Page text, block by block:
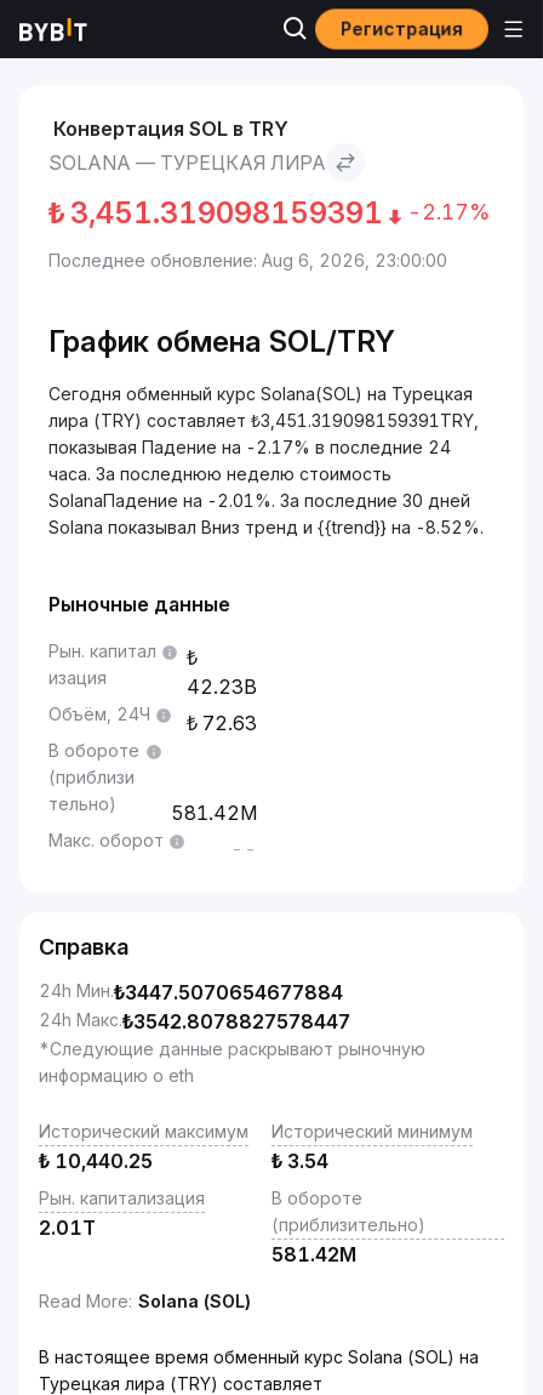
Регистрация
Рынки Solana to Турецкая лира
Конвертация SOL в TRY
SOLANA — ТУРЕЦКАЯ ЛИРА
₺ 3,451.319098159391 -2.17%
Последнее обновление: Aug 6, 2026, 23:00:00
График обмена SOL/TRY
Сегодня обменный курс Solana(SOL) на Турецкая
лира (TRY) составляет ₺3,451.319098159391TRY,
показывая Падение на -2.17% в последние 24
часа. За последнюю неделю стоимость
SolanaПадение на -2.01%. За последние 30 дней
Solana показывал Вниз тренд и {{trend}} на -8.52%.
Рыночные данные
Рын. капитал
изация
42.23B
Объём, 24Ч 72.63
В обороте
(приблизи
тельно)
581.42M
Макс. оборот --
Справка
24h Мин.₺3447.5070654677884
24h Макс.₺3542.8078827578447
*Следующие данные раскрывают рыночную
информацию о eth
Исторический максимум
₺ 10,440.25
Исторический минимум
₺ 3.54
Рын. капитализация
2.01T
В обороте
(приблизительно)
581.42M
Read More: Solana (SOL)
В настоящее время обменный курс Solana (SOL) на
Турецкая лира (TRY) составляет